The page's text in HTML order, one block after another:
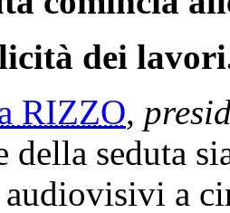
dei
RIZZO,
della seduta
a